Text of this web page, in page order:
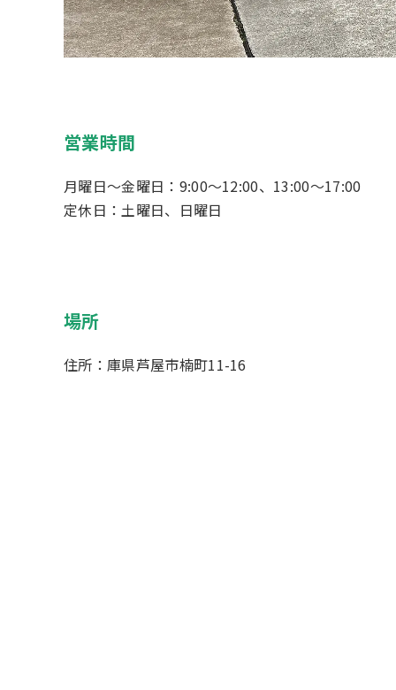
営業時間
月曜日～金曜日：9:00～12:00、13:00～17:00
定休日：土曜日、日曜日
場所
住所：庫県芦屋市楠町11-16